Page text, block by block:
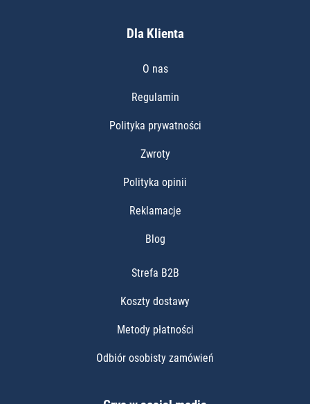
Dla Klienta
O nas
Regulamin
Polityka prywatności
Zwroty
Polityka opinii
Reklamacje
Blog
Strefa B2B
Koszty dostawy
Metody płatności
Odbiór osobisty zamówień